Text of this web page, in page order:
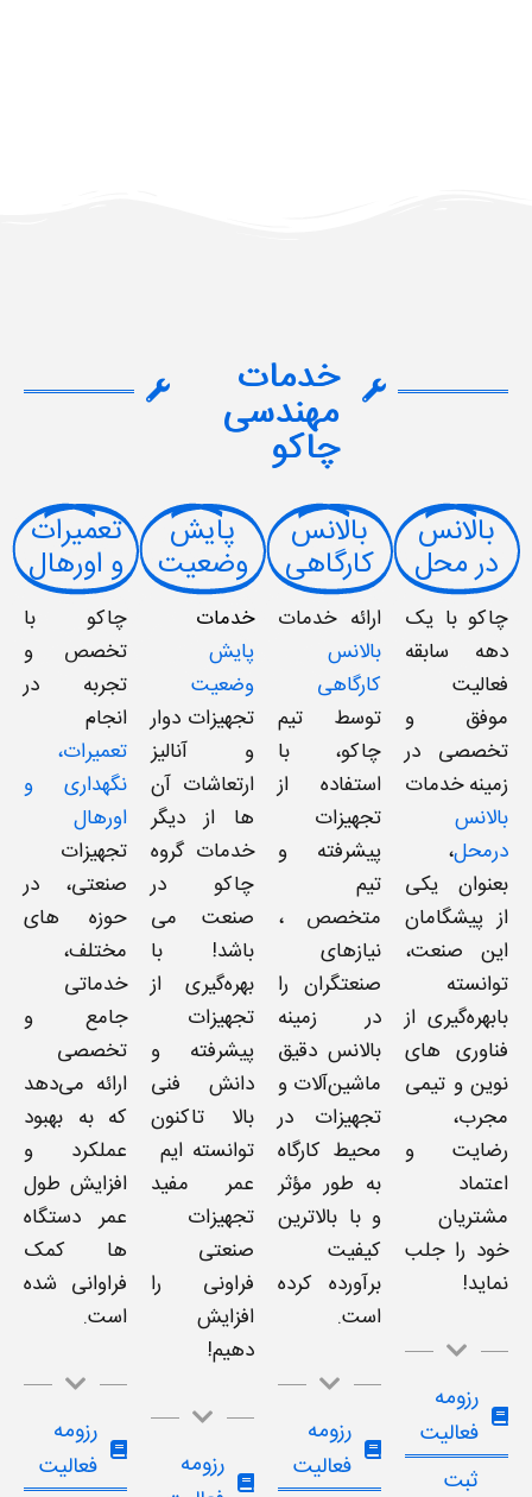
خدمات
مهندسی
چاکو
بالانس
در محل
چاکو با یک
دهه سابقه‌
فعالیت
موفق و
تخصصی در
زمینه خدمات
بالانس
درمحل،
بعنوان یکی
از پیشگامان
این صنعت،
توانسته
بابهره‌گیری از
فناوری های
نوین و تیمی
مجرب،
رضایت و
اعتماد
مشتریان
خود را جلب
نماید!
رزومه
فعالیت
ثبت
بالانس
کارگاهی
ارائه خدمات
بالانس
کارگاهی
توسط تیم
چاکو، با
استفاده از
تجهیزات
پیشرفته و
تیم
متخصص ،
نیازهای
صنعتگران را
در زمینه
بالانس دقیق
ماشین‌آلات و
تجهیزات در
محیط کارگاه
به طور مؤثر
و با بالاترین
کیفیت
برآورده کرده
است.
رزومه
فعالیت
پایش
وضعیت
خدمات
پایش
وضعیت
تجهیزات دوار
و آنالیز
ارتعاشات آن
ها از دیگر
خدمات گروه
چاکو در
صنعت می
باشد! با
بهره‌گیری از
تجهیزات
پیشرفته و
دانش فنی
بالا تاکنون
توانسته ایم
عمر مفید
تجهیزات
صنعتی
فراونی را
افزایش
دهیم!
رزومه
تعمیرات
و اورهال
چاکو با
تخصص و
تجربه در
انجام
تعمیرات،
نگهداری و
اورهال
تجهیزات
صنعتی، در
حوزه های
مختلف،
خدماتی
جامع و
تخصصی
ارائه می‌دهد
که به بهبود
عملکرد و
افزایش طول
عمر دستگاه
ها کمک
فراوانی شده
است.
رزومه
فعالیت